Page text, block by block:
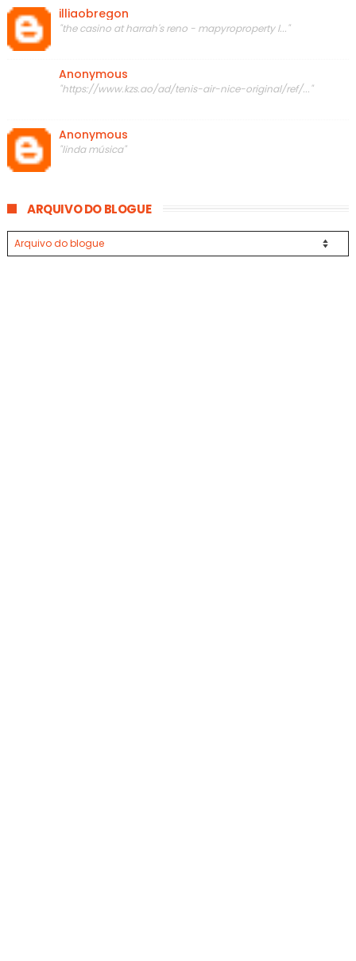
illiaobregon
"the casino at harrah's reno - mapyroproperty l..."
Anonymous
"https://www.kzs.ao/ad/tenis-air-nice-original/ref/..."
Anonymous
"linda música"
ARQUIVO DO BLOGUE